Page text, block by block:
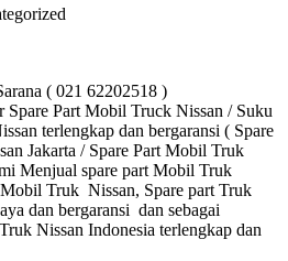
( 021 62202518 )
Spare Part Mobil Truck Nissan / Suku
terlengkap dan bergaransi ( Spare
Jakarta / Spare Part Mobil Truk
Menjual spare part Mobil Truk
Truk Nissan, Spare part Truk
dan bergaransi dan sebagai
Nissan Indonesia terlengkap dan